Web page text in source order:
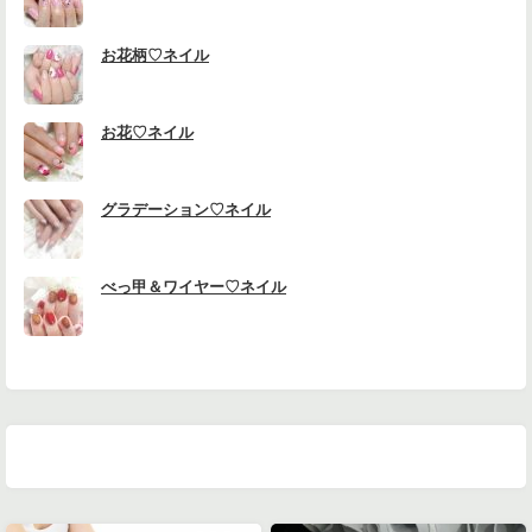
お花柄♡ネイル
お花♡ネイル
グラデーション♡ネイル
べっ甲＆ワイヤー♡ネイル